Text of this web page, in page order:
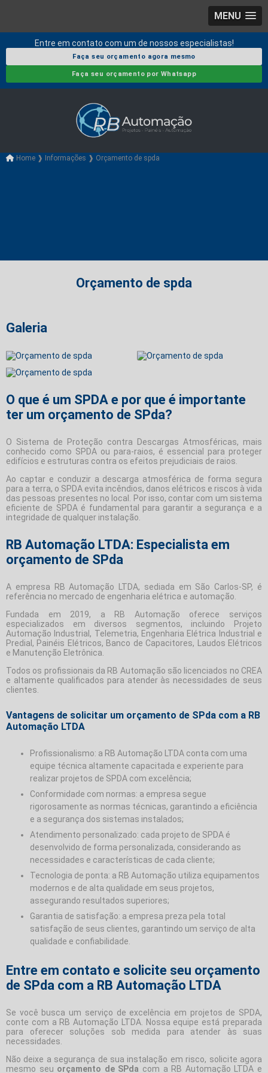
MENU
Entre em contato com um de nossos especialistas!
Faça seu orçamento agora mesmo
Faça seu orçamento por Whatsapp
Home ❱ Informações ❱ Orçamento de spda
Orçamento de spda
Galeria
O que é um SPDA e por que é importante
ter um orçamento de SPda?
O Sistema de Proteção contra Descargas Atmosféricas, mais
conhecido como SPDA ou para-raios, é essencial para proteger
edifícios e estruturas contra os efeitos prejudiciais de raios.
Ao captar e conduzir a descarga atmosférica de forma segura
para a terra, o SPDA evita incêndios, danos elétricos e riscos à vida
das pessoas presentes no local. Por isso, contar com um sistema
eficiente de SPDA é fundamental para garantir a segurança e a
integridade de qualquer instalação.
RB Automação LTDA: Especialista em
orçamento de SPda
A empresa RB Automação LTDA, sediada em São Carlos-SP, é
referência no mercado de engenharia elétrica e automação.
Fundada em 2019, a RB Automação oferece serviços
especializados em diversos segmentos, incluindo Projeto
Automação Industrial, Telemetria, Engenharia Elétrica Industrial e
Predial, Painéis Elétricos, Banco de Capacitores, Laudos Elétricos
e Manutenção Eletrônica.
Todos os profissionais da RB Automação são licenciados no CREA
e altamente qualificados para atender às necessidades de seus
clientes.
Vantagens de solicitar um orçamento de SPda com a RB
Automação LTDA
Profissionalismo: a RB Automação LTDA conta com uma
equipe técnica altamente capacitada e experiente para
realizar projetos de SPDA com excelência;
Conformidade com normas: a empresa segue
rigorosamente as normas técnicas, garantindo a eficiência
e a segurança dos sistemas instalados;
Atendimento personalizado: cada projeto de SPDA é
desenvolvido de forma personalizada, considerando as
necessidades e características de cada cliente;
Tecnologia de ponta: a RB Automação utiliza equipamentos
modernos e de alta qualidade em seus projetos,
assegurando resultados superiores;
Garantia de satisfação: a empresa preza pela total
satisfação de seus clientes, garantindo um serviço de alta
qualidade e confiabilidade.
Entre em contato e solicite seu orçamento
de SPda com a RB Automação LTDA
Se você busca um serviço de excelência em projetos de SPDA,
conte com a RB Automação LTDA. Nossa equipe está preparada
para oferecer soluções sob medida para atender às suas
necessidades.
Não deixe a segurança de sua instalação em risco, solicite agora
mesmo seu orçamento de SPda com a RB Automação LTDA e